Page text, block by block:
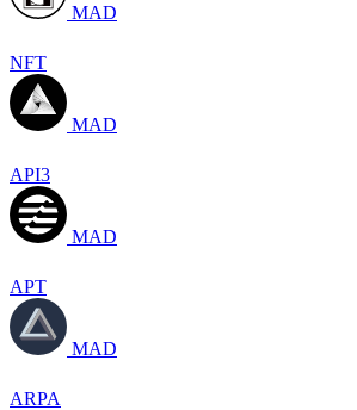
MAD
NFT
MAD
API3
MAD
APT
MAD
ARPA